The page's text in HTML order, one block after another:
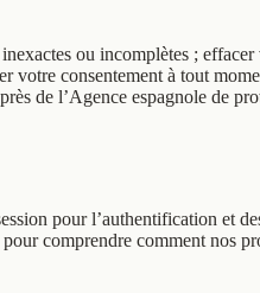
ou incomplètes ;
consentement à tout
de l’Agence espagnole de
pour l’authentification et
comprendre comment nos